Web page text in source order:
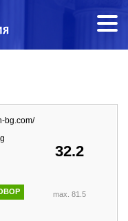
32.2
max. 81.5
bg.com/